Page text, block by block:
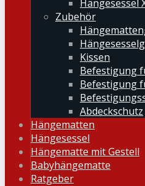
Hängesessel
Zubehör
Kissen
Befestigung
Befestigung
Abdeckschutz
Hängematten
Hängesessel
Hängematte mit Gestell
Babyhängematte
Ratgeber